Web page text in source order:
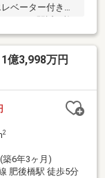
ベーター付き・
生活便利な周辺
忙なお客様の
あえず見たい」
めて見てみた
億3,998万円
2
築6年3ヶ月)
肥後橋駅 徒歩5分